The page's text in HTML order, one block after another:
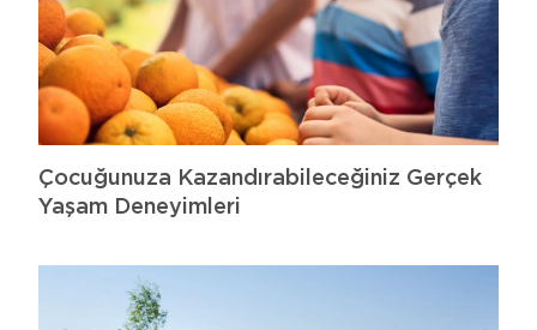
Çocuğunuza Kazandırabileceğiniz Gerçek
Yaşam Deneyimleri